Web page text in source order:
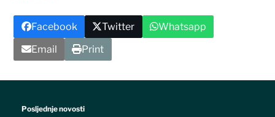
Facebook Twitter
Whatsapp
Email
Print
Posljednje novosti